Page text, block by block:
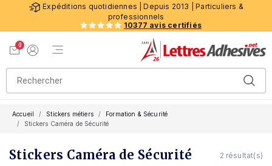
Expéditions quotidiennes | Depuis 2013 | Particuliers &
professionnels
10377 avis certifiés
0
Menu de navigation
Accueil Stickers métiers
Formation & Sécurité
Stickers Caméra de Sécurité
Stickers Caméra de Sécurité 2 résultat(s)